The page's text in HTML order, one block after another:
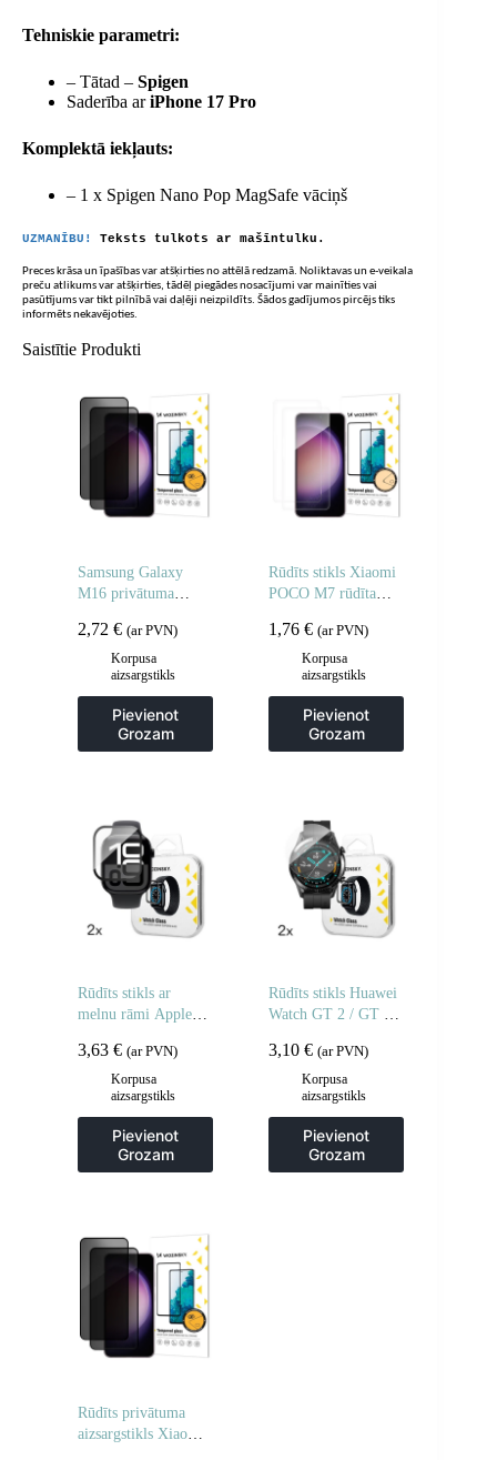
Tehniskie parametri:
– Tātad – Spigen
Saderība ariPhone 17 Pro
Komplektā iekļauts:
– 1 x Spigen Nano Pop MagSafe vāciņš
UZMANĪBU! Teksts tulkots ar mašīntulku.
Preces krāsa un īpašības var atšķirties no attēlā redzamā. Noliktavas un e-veikala
preču atlikums var atšķirties, tādēļ piegādes nosacījumi var mainīties vai
pasūtījums var tikt pilnībā vai daļēji neizpildīts. Šādos gadījumos pircējs tiks
informēts nekavējoties.
Saistītie Produkti
Samsung Galaxy
M16 privātuma
2,72 € (ar PVN)
Korpusa
aizsargstikls
Pievienot
Grozam
Rūdīts stikls Xiaomi
POCO M7 rūdīta
2 gab.
1,76€ (ar PVN)
Korpusa
aizsargstikls
Pievienot
Grozam
Rūdīts stikls ar
melnu rāmi Apple
Glue – 2 gab.
3,63 € (ar PVN)
Korpusa
aizsargstikls
Pievienot
Grozam
Rūdīts stikls Huawei
Watch GT 2 / GT 2
– 2 gab.
3,10€ (ar PVN)
Korpusa
aizsargstikls
Pievienot
Grozam
Rūdīts privātuma
aizsargstikls Xiaomi